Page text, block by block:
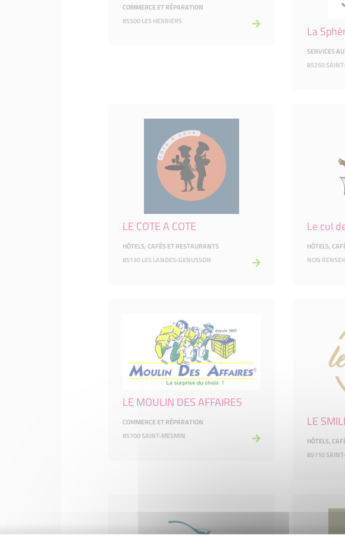
COMMERCE ET RÉPARATION
85500 LES HERBIERS
La
SERVICES
85250
LE COTE A COTE
HÔTELS, CAFÉS ET RESTAURANTS
85130 LES LANDES-GENUSSON
Le cul
HÔTELS,
NON
LE MOULIN DES AFFAIRES
COMMERCE ET RÉPARATION
85700 SAINT-MESMIN
LE
HÔTELS,
85110